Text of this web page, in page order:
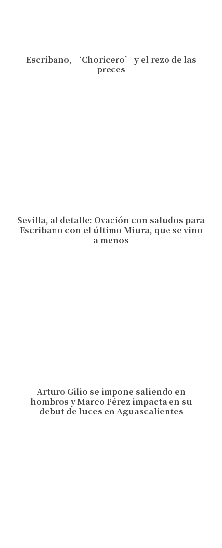
Escribano, ‘Choricero’ y el rezo de las
preces
Sevilla, al detalle: Ovación con saludos para
Escribano con el último Miura, que se vino
a menos
Arturo Gilio se impone saliendo en
hombros y Marco Pérez impacta en su
debut de luces en Aguascalientes